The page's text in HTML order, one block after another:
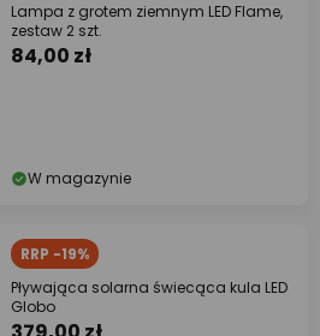
Lampa z grotem ziemnym LED Flame,
zestaw 2 szt.
84,00 zł
W magazynie
RRP -19%
Pływająca solarna świecąca kula LED
Globo